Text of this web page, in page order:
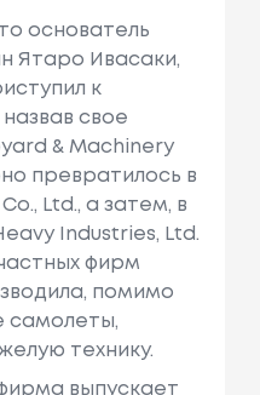
основатель
Ятаро Ивасаки,
к
свое
& Machinery
превратилось в
Ltd., а затем, в
Industries, Ltd.
фирм
помимо
самолеты,
технику.
выпускает